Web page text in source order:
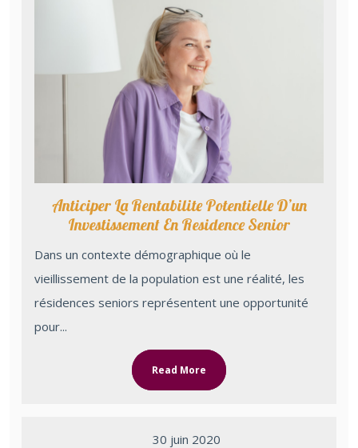
Anticiper La Rentabilite Potentielle D’un
Investissement En Residence Senior
Dans un contexte démographique où le
vieillissement de la population est une réalité, les
résidences seniors représentent une opportunité
pour...
Read More
30 juin 2020